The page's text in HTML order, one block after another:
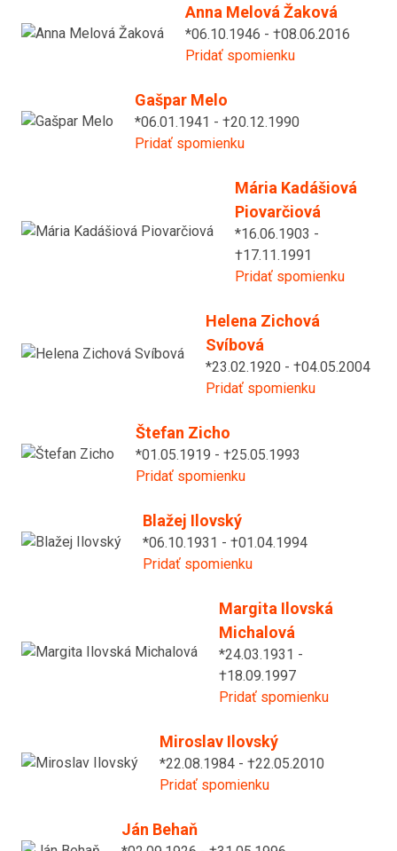
Anna Melová Žaková
*06.10.1946 - †08.06.2016
Pridať spomienku
Gašpar Melo
*06.01.1941 - †20.12.1990
Pridať spomienku
Mária Kadášiová
Piovarčiová
*16.06.1903 -
†17.11.1991
Pridať spomienku
Helena Zichová
Svíbová
*23.02.1920 - †04.05.2004
Pridať spomienku
Štefan Zicho
*01.05.1919 - †25.05.1993
Pridať spomienku
Blažej Ilovský
*06.10.1931 - †01.04.1994
Pridať spomienku
Margita Ilovská
Michalová
*24.03.1931 -
†18.09.1997
Pridať spomienku
Miroslav Ilovský
*22.08.1984 - †22.05.2010
Pridať spomienku
Ján Behaň